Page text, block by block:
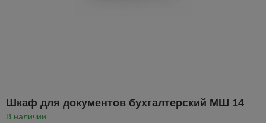
Шкаф для документов бухгалтерский МШ 14
В наличии